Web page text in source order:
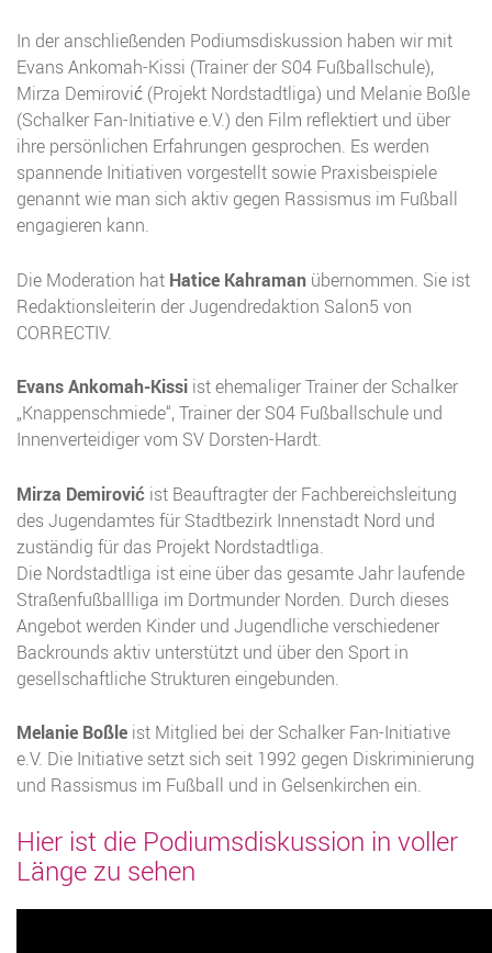
In der anschließenden Podiumsdiskussion haben wir mit
Evans Ankomah-Kissi (Trainer der S04 Fußballschule),
Mirza Demirović (Projekt Nordstadtliga) und Melanie Boßle
(Schalker Fan-Initiative e.V.) den Film reflektiert und über
ihre persönlichen Erfahrungen gesprochen. Es werden
spannende Initiativen vorgestellt sowie Praxisbeispiele
genannt wie man sich aktiv gegen Rassismus im Fußball
engagieren kann.
Die Moderation hat Hatice Kahraman übernommen. Sie ist
Redaktionsleiterin der Jugendredaktion Salon5 von
CORRECTIV.
Evans Ankomah-Kissi ist ehemaliger Trainer der Schalker
„Knappenschmiede“, Trainer der S04 Fußballschule und
Innenverteidiger vom SV Dorsten-Hardt.
Mirza Demirović ist Beauftragter der Fachbereichsleitung
des Jugendamtes für Stadtbezirk Innenstadt Nord und
zuständig für das Projekt Nordstadtliga.
Die Nordstadtliga ist eine über das gesamte Jahr laufende
Straßenfußballliga im Dortmunder Norden. Durch dieses
Angebot werden Kinder und Jugendliche verschiedener
Backrounds aktiv unterstützt und über den Sport in
gesellschaftliche Strukturen eingebunden.
Melanie Boßle ist Mitglied bei der Schalker Fan-Initiative
e.V. Die Initiative setzt sich seit 1992 gegen Diskriminierung
und Rassismus im Fußball und in Gelsenkirchen ein.
Hier ist die Podiumsdiskussion in voller
Länge zu sehen